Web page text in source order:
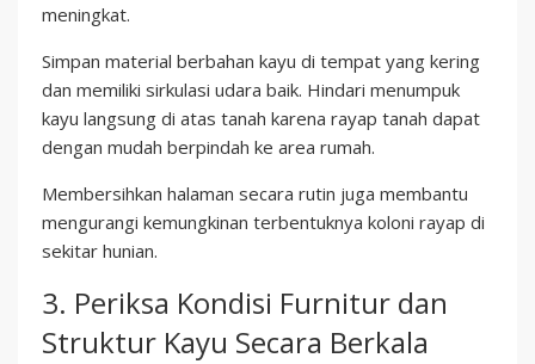
meningkat.
Simpan material berbahan kayu di tempat yang kering
dan memiliki sirkulasi udara baik. Hindari menumpuk
kayu langsung di atas tanah karena rayap tanah dapat
dengan mudah berpindah ke area rumah.
Membersihkan halaman secara rutin juga membantu
mengurangi kemungkinan terbentuknya koloni rayap di
sekitar hunian.
3. Periksa Kondisi Furnitur dan
Struktur Kayu Secara Berkala